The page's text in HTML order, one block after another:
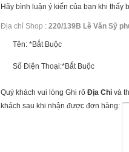
Hãy bình luận ý kiến của bạn khi thấy
Địa chỉ Shop : 220/139B Lê Văn Sỹ
Tên: *Bắt Buộc
Số Điện Thoại:*Bắt Buộc
Quý khách vui lòng Ghi rõ Địa Chỉ và
khách sau khi nhận được đơn hàng: